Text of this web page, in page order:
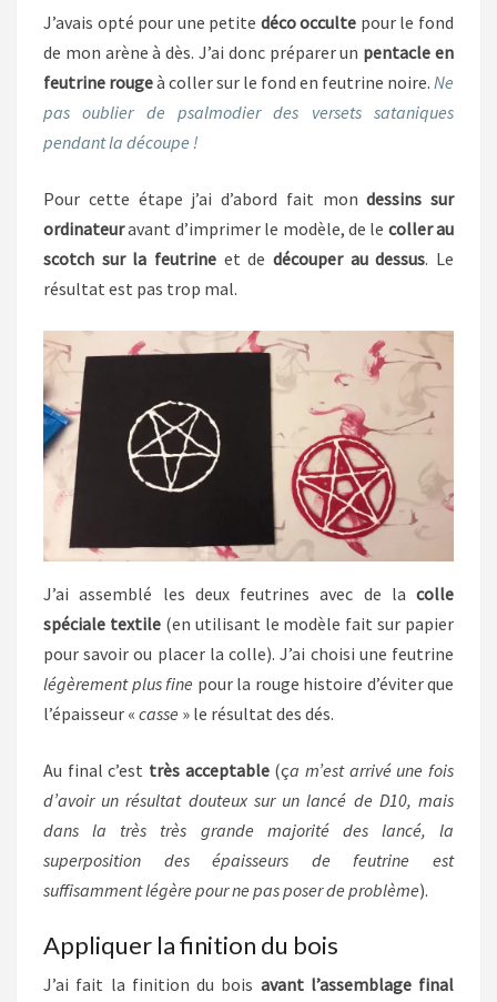
J’avais opté pour une petite déco occulte pour le fond
de mon arène à dès. J’ai donc préparer un pentacle en
feutrine rougeà coller sur le fond en feutrine noire. Ne
pas oublier de psalmodier des versets sataniques
pendant la découpe !
Pour cette étape j’ai d’abord fait mondessins sur
ordinateuravant d’imprimer le modèle, de le coller au
scotch sur la feutrine et de découper au dessus. Le
résultat est pas trop mal.
J’ai assemblé les deux feutrines avec de la colle
spéciale textile(en utilisant le modèle fait sur papier
pour savoir ou placer la colle). J’ai choisi une feutrine
légèrement plus fine pour la rouge histoire d’éviter que
l’épaisseur « casse » le résultat des dés.
Au final c’est très acceptable(ça m’est arrivé une fois
d’avoir un résultat douteux sur un lancé de D10, mais
dans la très très grande majorité des lancé, la
superposition des épaisseurs de feutrine est
suffisamment légère pour ne pas poser de problème).
Appliquer la finition du bois
J’ai fait la finition du bois avant l’assemblage final